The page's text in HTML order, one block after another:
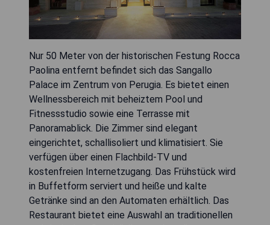
Nur 50 Meter von der historischen Festung Rocca
Paolina entfernt befindet sich das Sangallo
Palace im Zentrum von Perugia. Es bietet einen
Wellnessbereich mit beheiztem Pool und
Fitnessstudio sowie eine Terrasse mit
Panoramablick. Die Zimmer sind elegant
eingerichtet, schallisoliert und klimatisiert. Sie
verfügen über einen Flachbild-TV und
kostenfreien Internetzugang. Das Frühstück wird
in Buffetform serviert und heiße und kalte
Getränke sind an den Automaten erhältlich. Das
Restaurant bietet eine Auswahl an traditionellen